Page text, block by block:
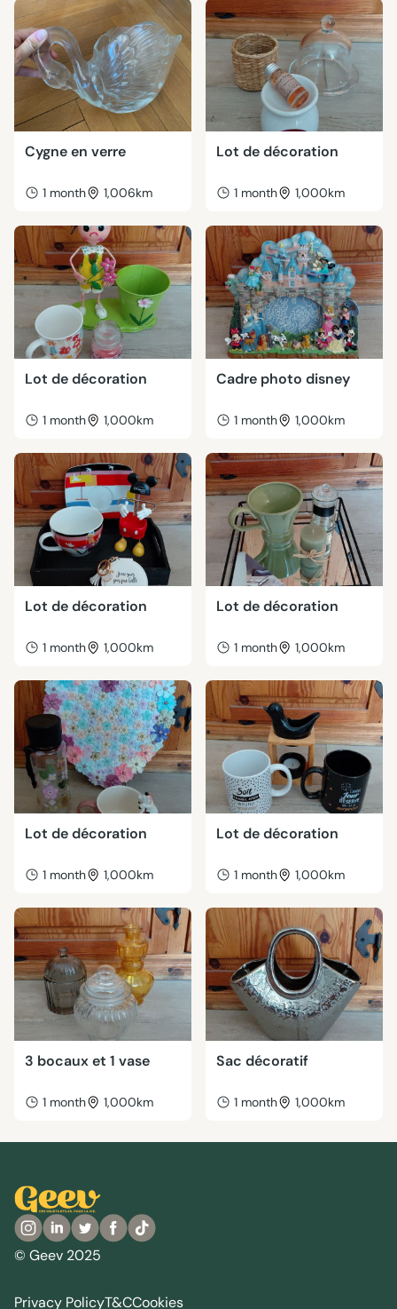
Cygne en verre
1 month 1,006km
Lot de décoration
1 month 1,000km
Lot de décoration
1 month 1,000km
Cadre photo disney
1 month 1,000km
Lot de décoration
1 month 1,000km
Lot de décoration
1 month 1,000km
Lot de décoration
1 month 1,000km
Lot de décoration
1 month 1,000km
3 bocaux et 1 vase
1 month 1,000km
Sac décoratif
1 month 1,000km
© Geev 2025
Privacy PolicyT&CCookies